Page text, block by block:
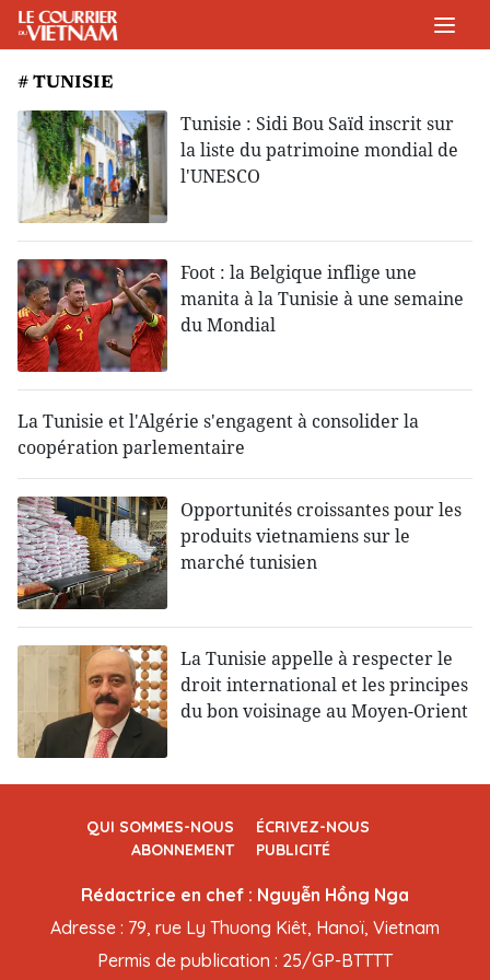
# TUNISIE
Tunisie : Sidi Bou Saïd inscrit sur
la liste du patrimoine mondial de
l'UNESCO
Foot : la Belgique inflige une
manita à la Tunisie à une semaine
du Mondial
La Tunisie et l'Algérie s'engagent à consolider la
coopération parlementaire
Opportunités croissantes pour les
produits vietnamiens sur le
marché tunisien
La Tunisie appelle à respecter le
droit international et les principes
du bon voisinage au Moyen-Orient
QUI SOMMES-NOUS
ÉCRIVEZ-NOUS
ABONNEMENT
PUBLICITÉ
Rédactrice en chef : Nguyễn Hồng Nga
Adresse : 79, rue Ly Thuong Kiêt, Hanoï, Vietnam
Permis de publication : 25/GP-BTTTT